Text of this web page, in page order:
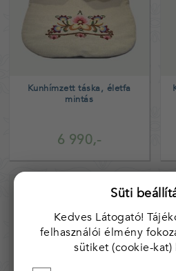
6 990,-
Kunhímzett táska, életfa
mintás
Süti
Kedves Látogató!
felhasználói élmény
sütiket (cookie-kat)